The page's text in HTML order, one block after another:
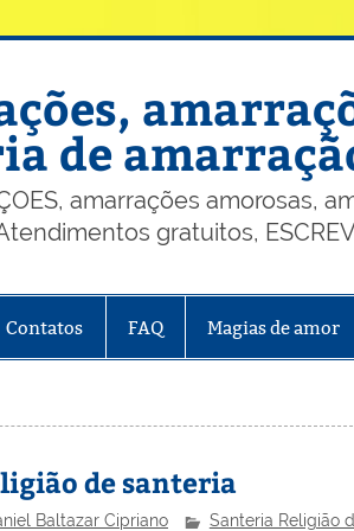
de
amarrações amorosas,
gratuitos,
Contatos FAQ Magias de amor
de santeria
Baltazar Cipriano Santeria Religião